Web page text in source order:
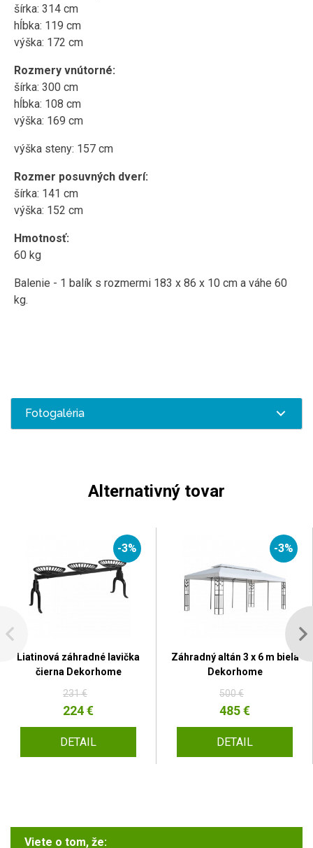
šírka: 314 cm
hĺbka: 119 cm
výška: 172 cm
Rozmery vnútorné:
šírka: 300 cm
hĺbka: 108 cm
výška: 169 cm
výška steny: 157 cm
Rozmer posuvných dverí:
šírka: 141 cm
výška: 152 cm
Hmotnosť:
60 kg
Balenie - 1 balík s rozmermi 183 x 86 x 10 cm a váhe 60
kg.
Fotogaléria
Alternativný tovar
-3%
Liatinová záhradné lavička
čierna Dekorhome
231 €
224 €
DETAIL
-3%
Záhradný altán 3 x 6 m biela
Dekorhome
500 €
485 €
DETAIL
Viete o tom, že: